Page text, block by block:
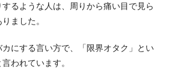
するような人は、周りから痛い目で見ら
ました。
にする言い方で、「限界オタク」とい
われています。